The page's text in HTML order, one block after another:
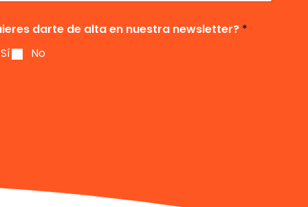
darte de alta en nuestra newsletter? *
Sí
No